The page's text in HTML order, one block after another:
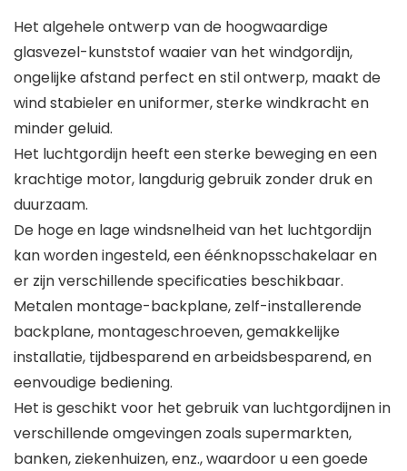
Het algehele ontwerp van de hoogwaardige
glasvezel-kunststof waaier van het windgordijn,
ongelijke afstand perfect en stil ontwerp, maakt de
wind stabieler en uniformer, sterke windkracht en
minder geluid.
Het luchtgordijn heeft een sterke beweging en een
krachtige motor, langdurig gebruik zonder druk en
duurzaam.
De hoge en lage windsnelheid van het luchtgordijn
kan worden ingesteld, een éénknopsschakelaar en
er zijn verschillende specificaties beschikbaar.
Metalen montage-backplane, zelf-installerende
backplane, montageschroeven, gemakkelijke
installatie, tijdbesparend en arbeidsbesparend, en
eenvoudige bediening.
Het is geschikt voor het gebruik van luchtgordijnen in
verschillende omgevingen zoals supermarkten,
banken, ziekenhuizen, enz., waardoor u een goede